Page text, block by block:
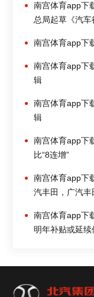
南宫体育app下
总局起草《汽车
南宫体育app下
南宫体育app下
辑
南宫体育app下
辑
南宫体育app下
比“8连增”
南宫体育app下
汽丰田，广汽丰
南宫体育app下
明年补贴或延